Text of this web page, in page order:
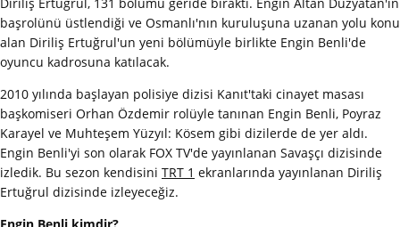
başrolünü üstlendiği ve Osmanlı'nın kuruluşuna uzanan yolu konu
alan Diriliş Ertuğrul'un yeni bölümüyle birlikte Engin Benli'de
oyuncu kadrosuna katılacak.
2010 yılında başlayan polisiye dizisi Kanıt'taki cinayet masası
başkomiseri Orhan Özdemir rolüyle tanınan Engin Benli, Poyraz
Karayel ve Muhteşem Yüzyıl: Kösem gibi dizilerde de yer aldı.
Engin Benli'yi son olarak FOX TV'de yayınlanan Savaşçı dizisinde
izledik. Bu sezon kendisini TRT 1 ekranlarında yayınlanan Diriliş
Ertuğrul dizisinde izleyeceğiz.